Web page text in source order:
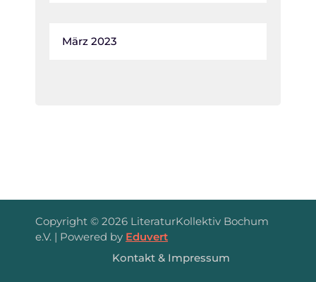
März 2023
Copyright © 2026 LiteraturKollektiv Bochum
e.V. | Powered by Eduvert
Kontakt & Impressum